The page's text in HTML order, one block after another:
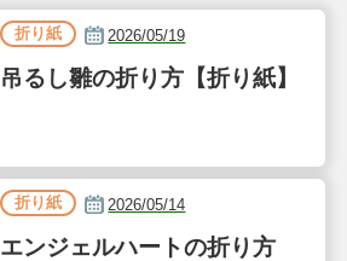
折り紙 2026/05/19
吊るし雛の折り方【折り紙】
折り紙 2026/05/14
エンジェルハートの折り方